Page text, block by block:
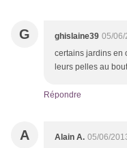
G ghislaine39 05/06/
certains jardins en
leurs pelles au
Répondre
A Alain A. 05/06/